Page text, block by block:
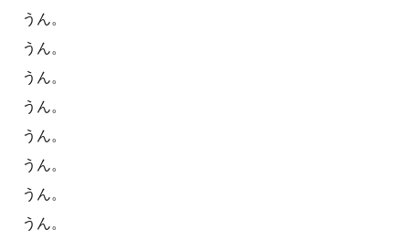
うん。
うん。
うん。
うん。
うん。
うん。
うん。
うん。